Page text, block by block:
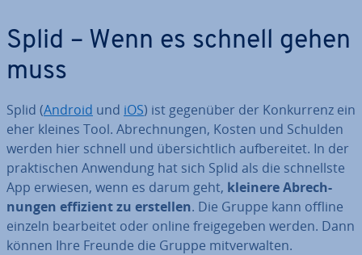
Splid – Wenn es schnell gehen
muss
Splid (Android und iOS) ist gegenüber der Kon­kur­renz ein
eher kleines Tool. Ab­rech­nun­gen, Kosten und Schulden
werden hier schnell und über­sicht­lich auf­be­rei­tet. In der
prak­ti­schen Anwendung hat sich Splid als die schnells­te
App erwiesen, wenn es darum geht, kleinere Ab­rech­
nun­gen effizient zu erstellen. Die Gruppe kann offline
einzeln be­ar­bei­tet oder online frei­ge­ge­ben werden. Dann
können Ihre Freunde die Gruppe mit­ver­wal­ten.